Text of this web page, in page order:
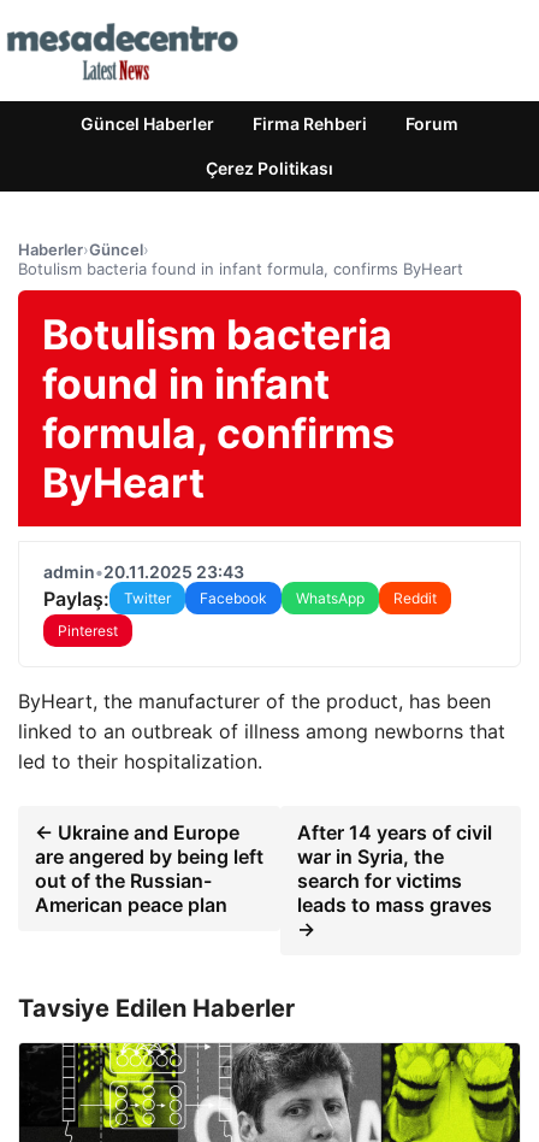
Güncel Haberler Firma Rehberi Forum
Çerez Politikası
Haberler›Güncel›
Botulism bacteria found in infant formula, confirms ByHeart
Botulism bacteria
found in infant
formula, confirms
ByHeart
admin•20.11.2025 23:43
Paylaş: Twitter Facebook WhatsApp
Reddit
Pinterest
ByHeart, the manufacturer of the product, has been
linked to an outbreak of illness among newborns that
led to their hospitalization.
← Ukraine and Europe
are angered by being left
out of the Russian-
American peace plan
After 14 years of civil
war in Syria, the
search for victims
leads to mass graves
→
Tavsiye Edilen Haberler